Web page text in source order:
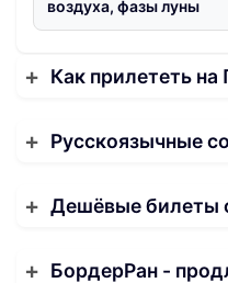
воздуха, фазы луны
Как прилететь на
Русскоязычные
Дешёвые билеты
БордерРан -